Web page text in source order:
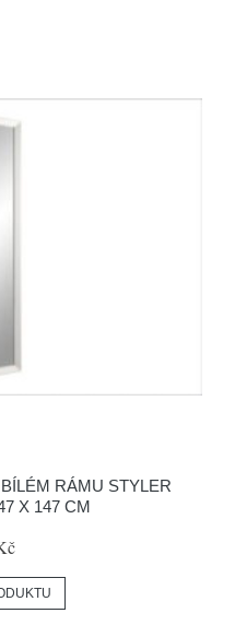
RÁMU STYLER
X 147 CM